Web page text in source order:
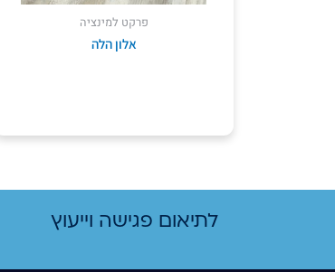
פרקט למינציה
אלון הלה
לתיאום פגישה וייעוץ